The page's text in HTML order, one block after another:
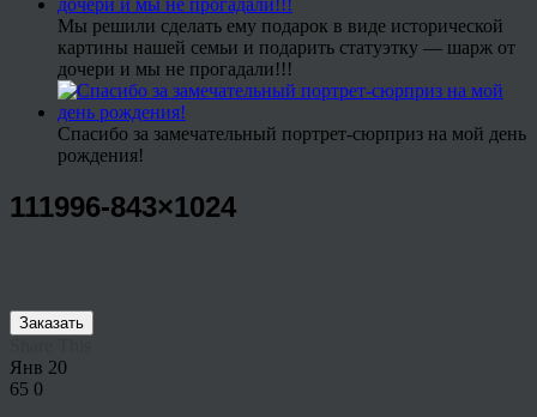
Мы решили сделать ему подарок в виде исторической
картины нашей семьи и подарить статуэтку — шарж от
дочери и мы не прогадали!!!
Спасибо за замечательный портрет-сюрприз на мой день
рождения!
111996-843×1024
Заказать
Янв 20
65 0